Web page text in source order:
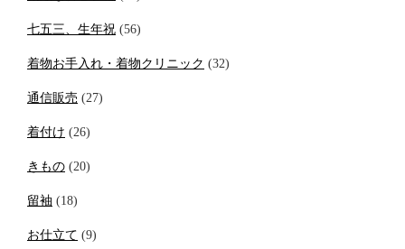
七五三、生年祝 (56)
着物お手入れ・着物クリニック (32)
通信販売 (27)
着付け (26)
きもの (20)
留袖 (18)
お仕立て (9)